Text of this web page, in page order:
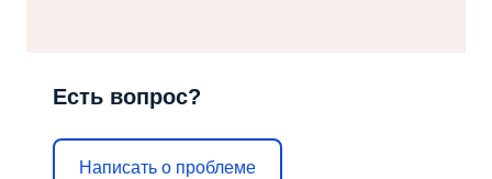
Есть вопрос?
Написать о проблеме